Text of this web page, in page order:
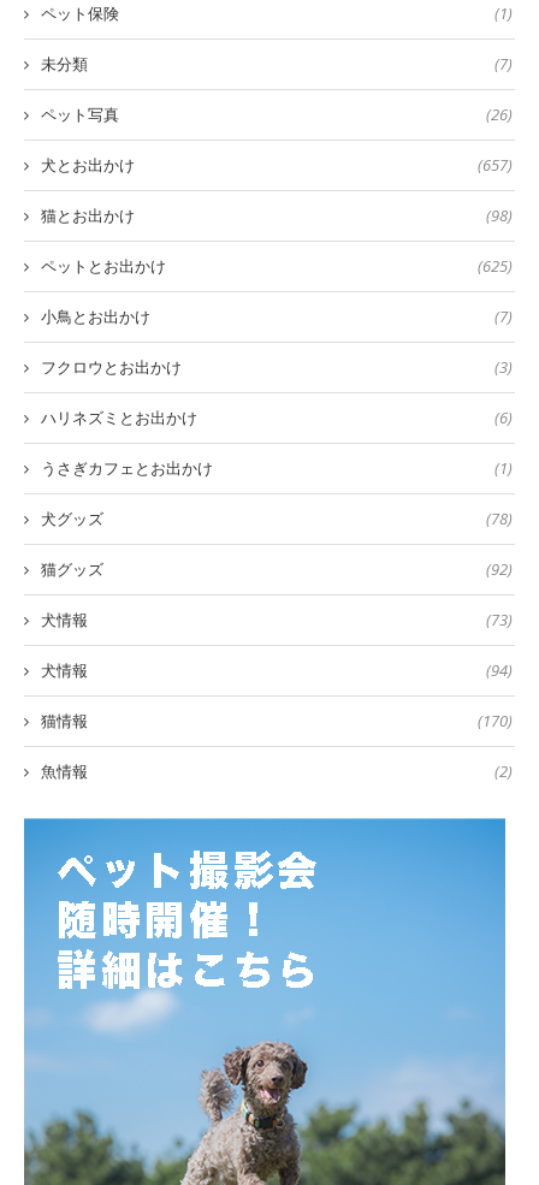
ペット保険 (1)
未分類 (7)
ペット写真 (26)
犬とお出かけ (657)
猫とお出かけ (98)
ペットとお出かけ (625)
小鳥とお出かけ (7)
フクロウとお出かけ (3)
ハリネズミとお出かけ (6)
うさぎカフェとお出かけ (1)
犬グッズ (78)
猫グッズ (92)
犬情報 (73)
犬情報 (94)
猫情報 (170)
魚情報 (2)